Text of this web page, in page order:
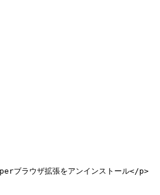
ウザ拡張をアンインストール</p>